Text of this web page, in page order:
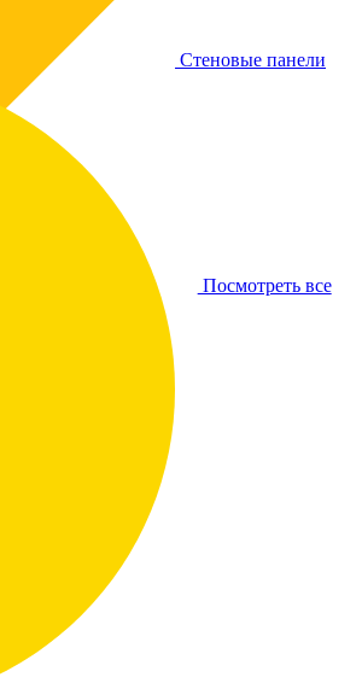
Посмотреть все
Стеновые панели